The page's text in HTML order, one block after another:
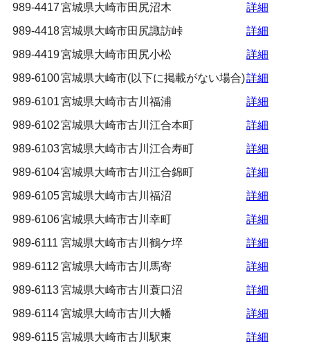
989-4417宮城県大崎市田尻沼木
詳細
989-4418宮城県大崎市田尻諏訪峠
詳細
989-4419宮城県大崎市田尻小松
詳細
989-6100宮城県大崎市(以下に掲載がない場合)詳細
989-6101宮城県大崎市古川福浦
詳細
989-6102宮城県大崎市古川江合本町
詳細
989-6103宮城県大崎市古川江合寿町
詳細
989-6104宮城県大崎市古川江合錦町
詳細
989-6105宮城県大崎市古川福沼
詳細
989-6106宮城県大崎市古川幸町
詳細
989-6111 宮城県大崎市古川鶴ケ埣
詳細
989-6112 宮城県大崎市古川馬寄
詳細
989-6113宮城県大崎市古川蓑口沼
詳細
989-6114宮城県大崎市古川大幡
詳細
989-6115宮城県大崎市古川駅東
詳細